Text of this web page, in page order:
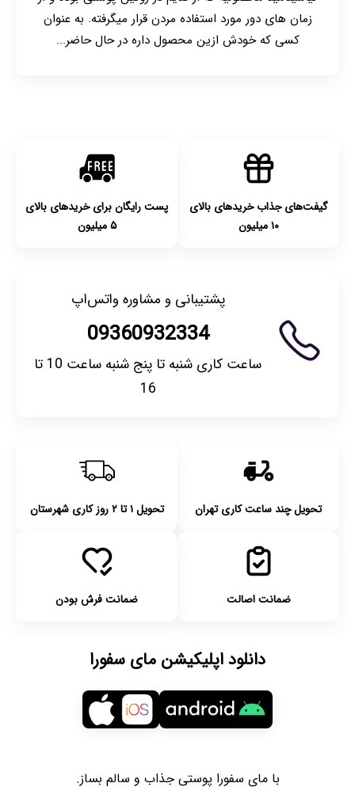
زمان های دور مورد استفاده مردن قرار میگرفته. به عنوان
کسی که خودش ازین محصول داره در حال حاضر...
گیفت‌های جذاب خریدهای بالای
۱۰ میلیون
پست رایگان برای خریدهای بالای
۵ میلیون
پشتیبانی و مشاوره واتس‌اپ
09360932334
ساعت کاری شنبه تا پنج شنبه ساعت 10 تا
16
تحویل چند ساعت کاری تهران تحویل ۱ تا ۲ روز کاری شهرستان
ضمانت اصالت ضمانت فرش بودن
دانلود اپلیکیشن مای سفورا
با مای سفورا پوستی جذاب و سالم بساز.